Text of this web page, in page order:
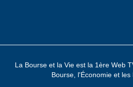
La Bourse et la Vie est la 1ère Web
Bourse, l'Économie et les